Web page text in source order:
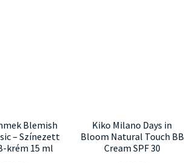
Blemish
– Színezett
krém 15 ml
Kiko Milano Days in
Bloom Natural Touch BB
Cream SPF 30